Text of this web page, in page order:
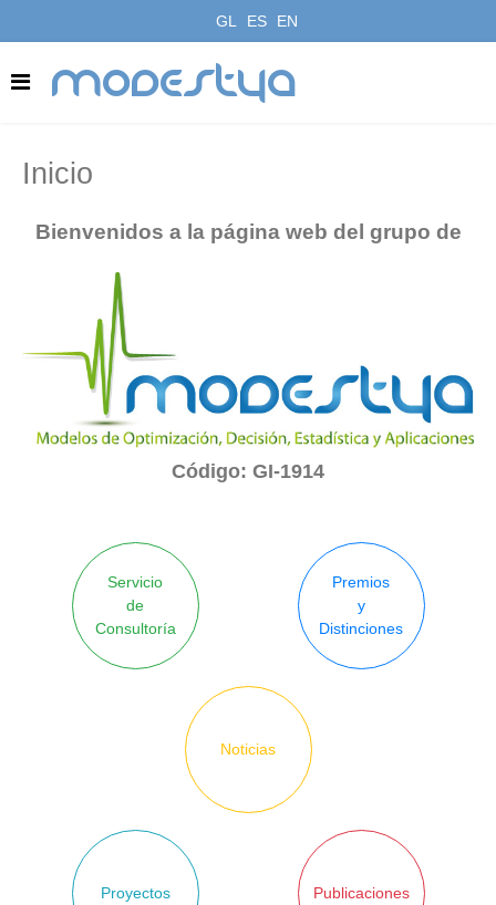
GL ES EN
modestya
Inicio
Bienvenidos a la página web del grupo de
Código: GI-1914
Servicio
de
Consultoría
Premios
y
Distinciones
Noticias
Proyectos Publicaciones